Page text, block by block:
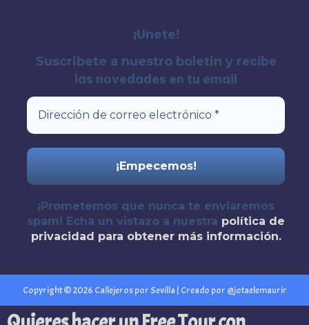
¡Unete!
Suscribete a nuestro boletin y recibe
las novedades en tu email
¡Prometemos que nunca te enviaremos
spam! Echa un vistazo a nuestra política de
privacidad para obtener más información.
Copyright © 2026 Callejeros por Sevilla | Creado por @jotaelemaurir